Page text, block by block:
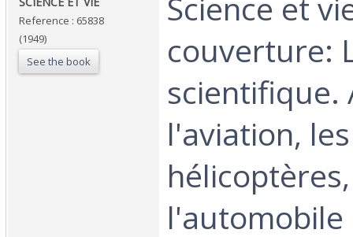
Reference : 65838
(1949)
See the book
‎Science et
couverture:
scientifique.
l'aviation, les
hélicoptères,
l'automobile